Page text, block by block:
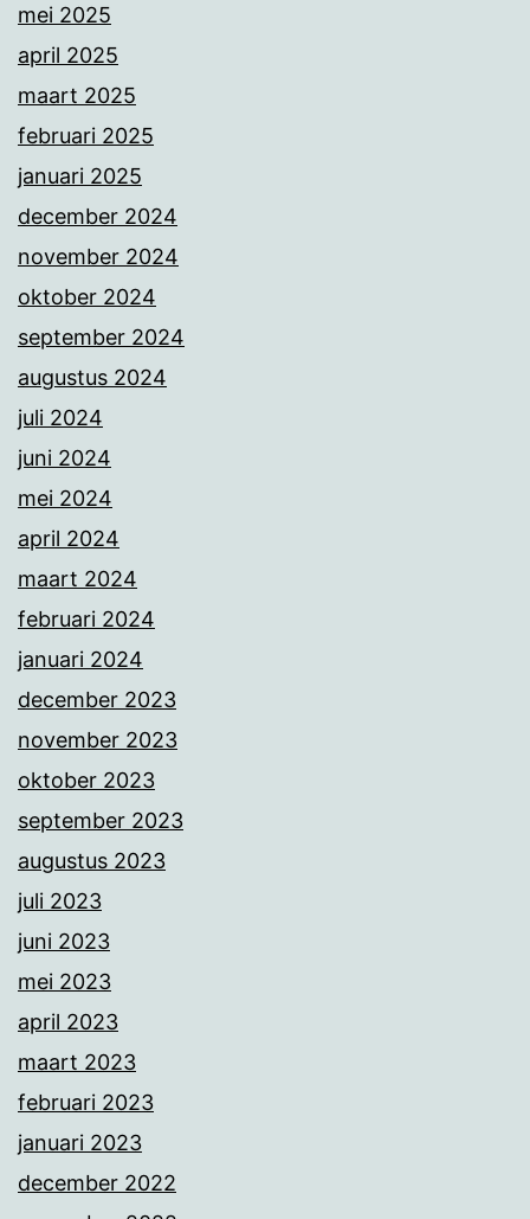
mei 2025
april 2025
maart 2025
februari 2025
januari 2025
december 2024
november 2024
oktober 2024
september 2024
augustus 2024
juli 2024
juni 2024
mei 2024
april 2024
maart 2024
februari 2024
januari 2024
december 2023
november 2023
oktober 2023
september 2023
augustus 2023
juli 2023
juni 2023
mei 2023
april 2023
maart 2023
februari 2023
januari 2023
december 2022